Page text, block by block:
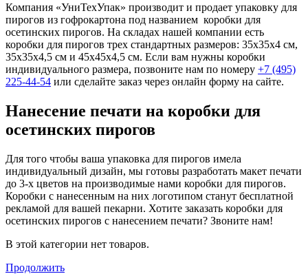
Компания «УниТехУпак» производит и продает упаковку для
пирогов из гофрокартона под названием коробки для
осетинских пирогов. На складах нашей компании есть
коробки для пирогов трех стандартных размеров: 35х35х4 см,
35х35х4,5 см и 45х45х4,5 см. Если вам нужны коробки
индивидуального размера, позвоните нам по номеру +7 (495)
225-44-54 или сделайте заказ через онлайн форму на сайте.
Нанесение печати на коробки для
осетинских пирогов
Для того чтобы ваша упаковка для пирогов имела
индивидуальный дизайн, мы готовы разработать макет печати
до 3-х цветов на производимые нами коробки для пирогов.
Коробки с нанесенным на них логотипом станут бесплатной
рекламой для вашей пекарни. Хотите заказать коробки для
осетинских пирогов с нанесением печати? Звоните нам!
В этой категории нет товаров.
Продолжить